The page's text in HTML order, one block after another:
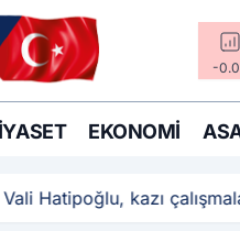
-
EKONOMI
Vali Hatipoğlu, kazı